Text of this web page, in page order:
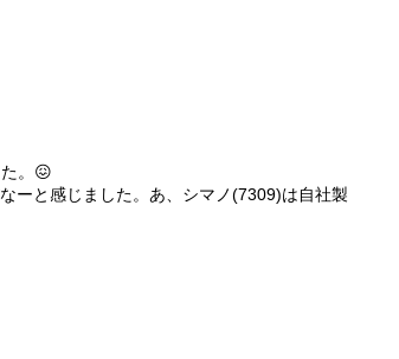
。😖
ーと感じました。あ、シマノ(7309)は自社製